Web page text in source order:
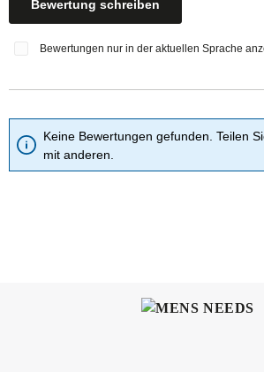
Bewertung schreiben
Bewertungen nur in der aktuellen Sprache
Keine Bewertungen gefunden. Teilen
mit anderen.